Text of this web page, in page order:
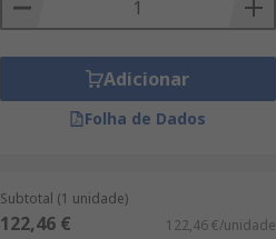
Adicionar
Folha de Dados
Subtotal (1 unidade)
122,46 € 122,46 €/unidade